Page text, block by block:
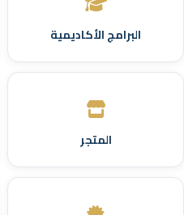
البرامج الأكاديمية
المتجر